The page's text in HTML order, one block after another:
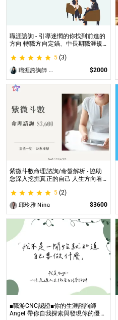
職涯諮詢 - 引導迷惘的你找到前進的
方向 轉職方向定錨、中長期職涯規
5 (3)
職涯諮詢師 阿紫 $2000
紫微斗數命理諮詢/命盤解析 - 協助
您深入挖掘真正的自己 人生方向看
璀璨一生
5 (2)
邱玲雅 Nina $3600
■職游CNC認證■你的生涯諮詢師
Angel 帶你自我探索與發現你的優勢